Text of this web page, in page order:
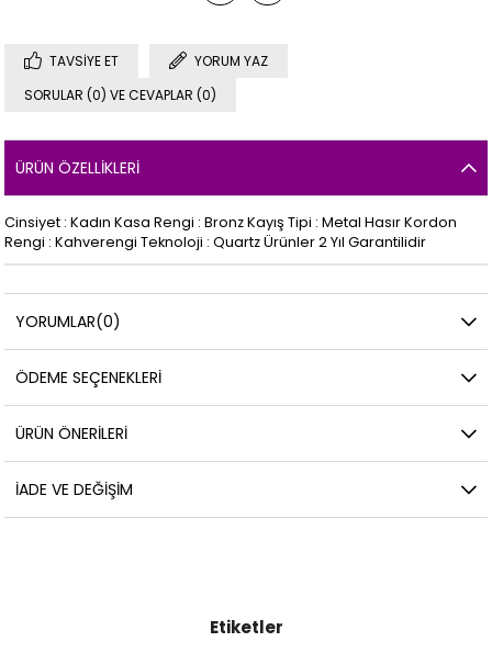
TAVSIYE ET
YORUM YAZ
SORULAR (0) VE CEVAPLAR (0)
ÜRÜN ÖZELLIKLERI
Cinsiyet : Kadın Kasa Rengi : Bronz Kayış Tipi : Metal Hasır Kordon
Rengi : Kahverengi Teknoloji : Quartz Ürünler 2 Yıl Garantilidir
YORUMLAR(0)
ÖDEME SEÇENEKLERI
ÜRÜN ÖNERILERI
İADE VE DEĞIŞIM
Etiketler